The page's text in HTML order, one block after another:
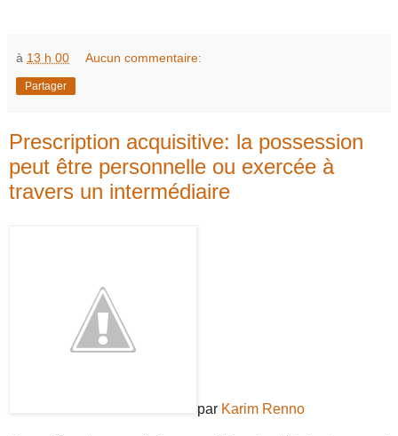
à 13 h 00 Aucun commentaire:
Partager
Prescription acquisitive: la possession
peut être personnelle ou exercée à
travers un intermédiaire
par Karim Renno